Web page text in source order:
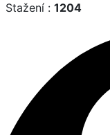
Stažení : 1204